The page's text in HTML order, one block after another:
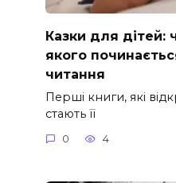
Казки для дітей:
якого
читання
Перші книги, які
стають її
0 4